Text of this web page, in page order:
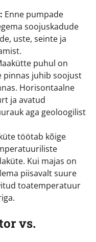
Enne pumpade
soojuskadude
uste, seinte ja
puhul on
pinnas juhib soojust
Horisontaalne
ja avatud
aga geoloogilist
töötab kõige
Kui majas on
piisavalt suure
toatemperatuur
vs.